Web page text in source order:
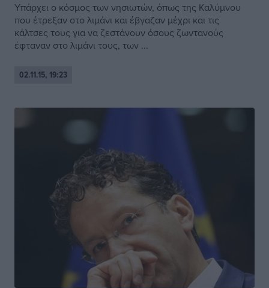
Υπάρχει ο κόσμος των νησιωτών, όπως της Καλύμνου
που έτρεξαν στο λιμάνι και έβγαζαν μέχρι και τις
κάλτσες τους για να ζεστάνουν όσους ζωντανούς
έφταναν στο λιμάνι τους, των ...
02.11.15, 19:23